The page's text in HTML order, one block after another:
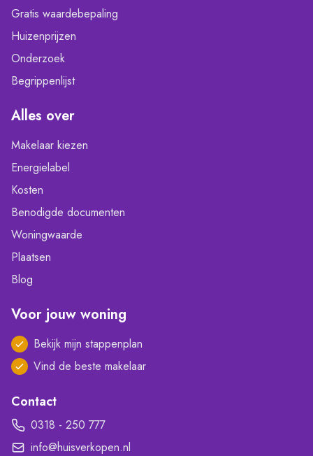
Gratis waardebepaling
Huizenprijzen
Onderzoek
Begrippenlijst
Alles over
Makelaar kiezen
Energielabel
Kosten
Benodigde documenten
Woningwaarde
Plaatsen
Blog
Voor jouw woning
Bekijk mijn stappenplan
Vind de beste makelaar
Contact
0318 - 250 777
info@huisverkopen.nl